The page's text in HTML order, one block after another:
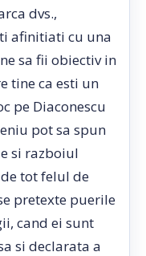
dvs.,
afinitiati cu una
sa fii obiectiv in
tine ca esti un
pe Diaconescu
pot sa spun
si razboiul
tot felul de
pretexte puerile
cand ei sunt
si declarata a